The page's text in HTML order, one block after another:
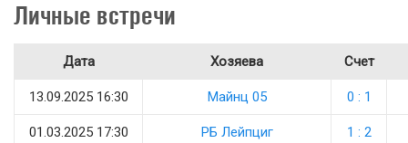
Личные встречи
Дата Хозяева Счет
13.09.2025 16:30 Майнц 05 0 : 1
01.03.2025 17:30 РБ Лейпциг 1 : 2